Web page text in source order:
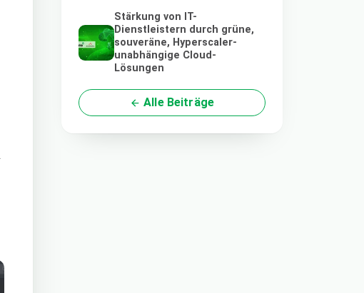
Stärkung von IT-
Dienstleistern durch grüne,
souveräne, Hyperscaler-
unabhängige Cloud-
Lösungen
Alle Beiträge